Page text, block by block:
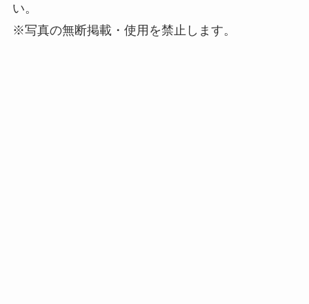
い。
※写真の無断掲載・使用を禁止します。